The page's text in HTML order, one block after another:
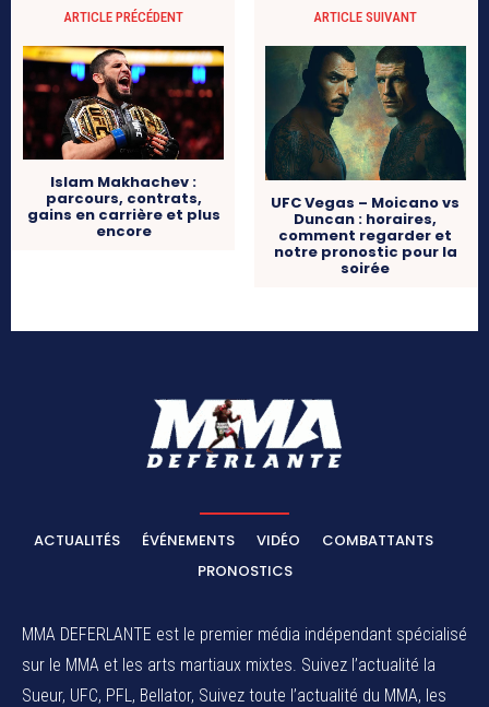
ARTICLE PRÉCÉDENT
Islam Makhachev :
parcours, contrats,
gains en carrière et plus
encore
ARTICLE SUIVANT
UFC Vegas – Moicano vs
Duncan : horaires,
comment regarder et
notre pronostic pour la
soirée
ACTUALITÉS ÉVÉNEMENTS VIDÉO
COMBATTANTS
PRONOSTICS
MMA DEFERLANTE est le premier média indépendant spécialisé
sur le MMA et les arts martiaux mixtes. Suivez l’actualité la
Sueur, UFC, PFL, Bellator, Suivez toute l’actualité du MMA, les